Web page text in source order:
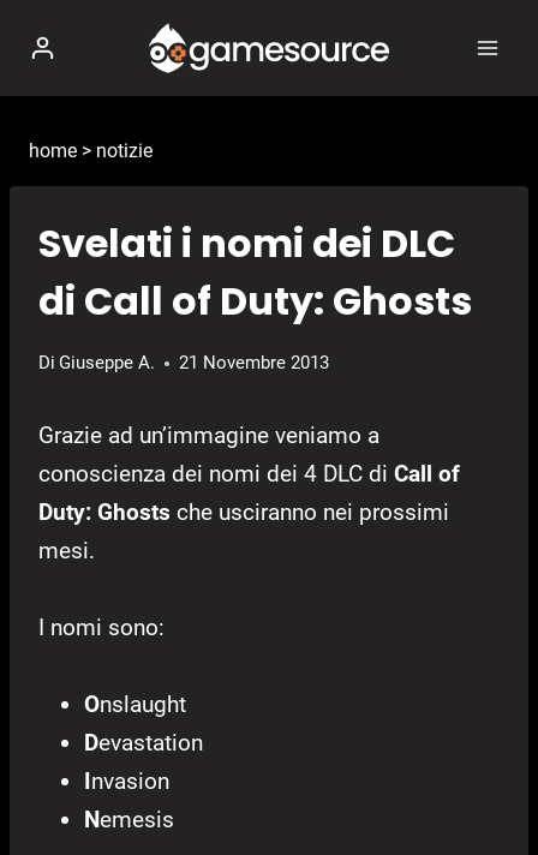
contenuto
home > notizie
Svelati i nomi dei DLC
di Call of Duty: Ghosts
Di Giuseppe A. 21 Novembre 2013
Grazie ad un’immagine veniamo a
conoscienza dei nomi dei 4 DLC di Call of
Duty: Ghosts che usciranno nei prossimi
mesi.
I nomi sono:
Onslaught
Devastation
Invasion
Nemesis